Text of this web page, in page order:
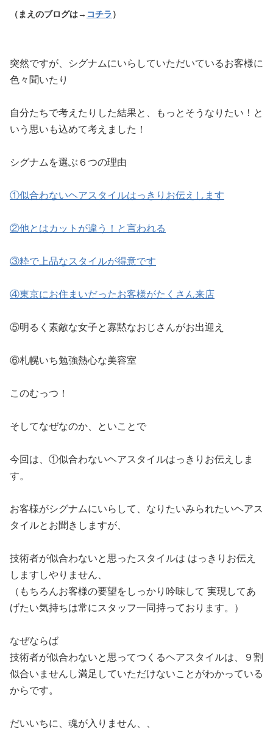
（ まえのブログは→ コチラ ）
突然ですが、シグナムにいらしていただいているお客様に
色々聞いたり
自分たちで考えたりした結果と、もっとそうなりたい！と
いう思いも込めて考えました！
シグナムを選ぶ６つの理由
①似合わないヘアスタイルはっきりお伝えします
②他とはカットが違う！と言われる
③粋で上品なスタイルが得意です
④東京にお住まいだったお客様がたくさん来店
⑤明るく素敵な女子と寡黙なおじさんがお出迎え
⑥札幌いち勉強熱心な美容室
このむっつ！
そしてなぜなのか、といことで
今回は、①似合わないヘアスタイルはっきりお伝えしま
す。
お客様がシグナムにいらして、なりたいみられたいヘアス
タイルとお聞きしますが、
技術者が似合わないと思ったスタイルは はっきりお伝え
しますしやりません、
（もちろんお客様の要望をしっかり吟味して 実現してあ
げたい気持ちは常にスタッフ一同持っております。）
なぜならば
技術者が似合わないと思ってつくるヘアスタイルは、９割
似合いませんし満足していただけないことがわかっている
からです。
だいいちに、魂が入りません、、